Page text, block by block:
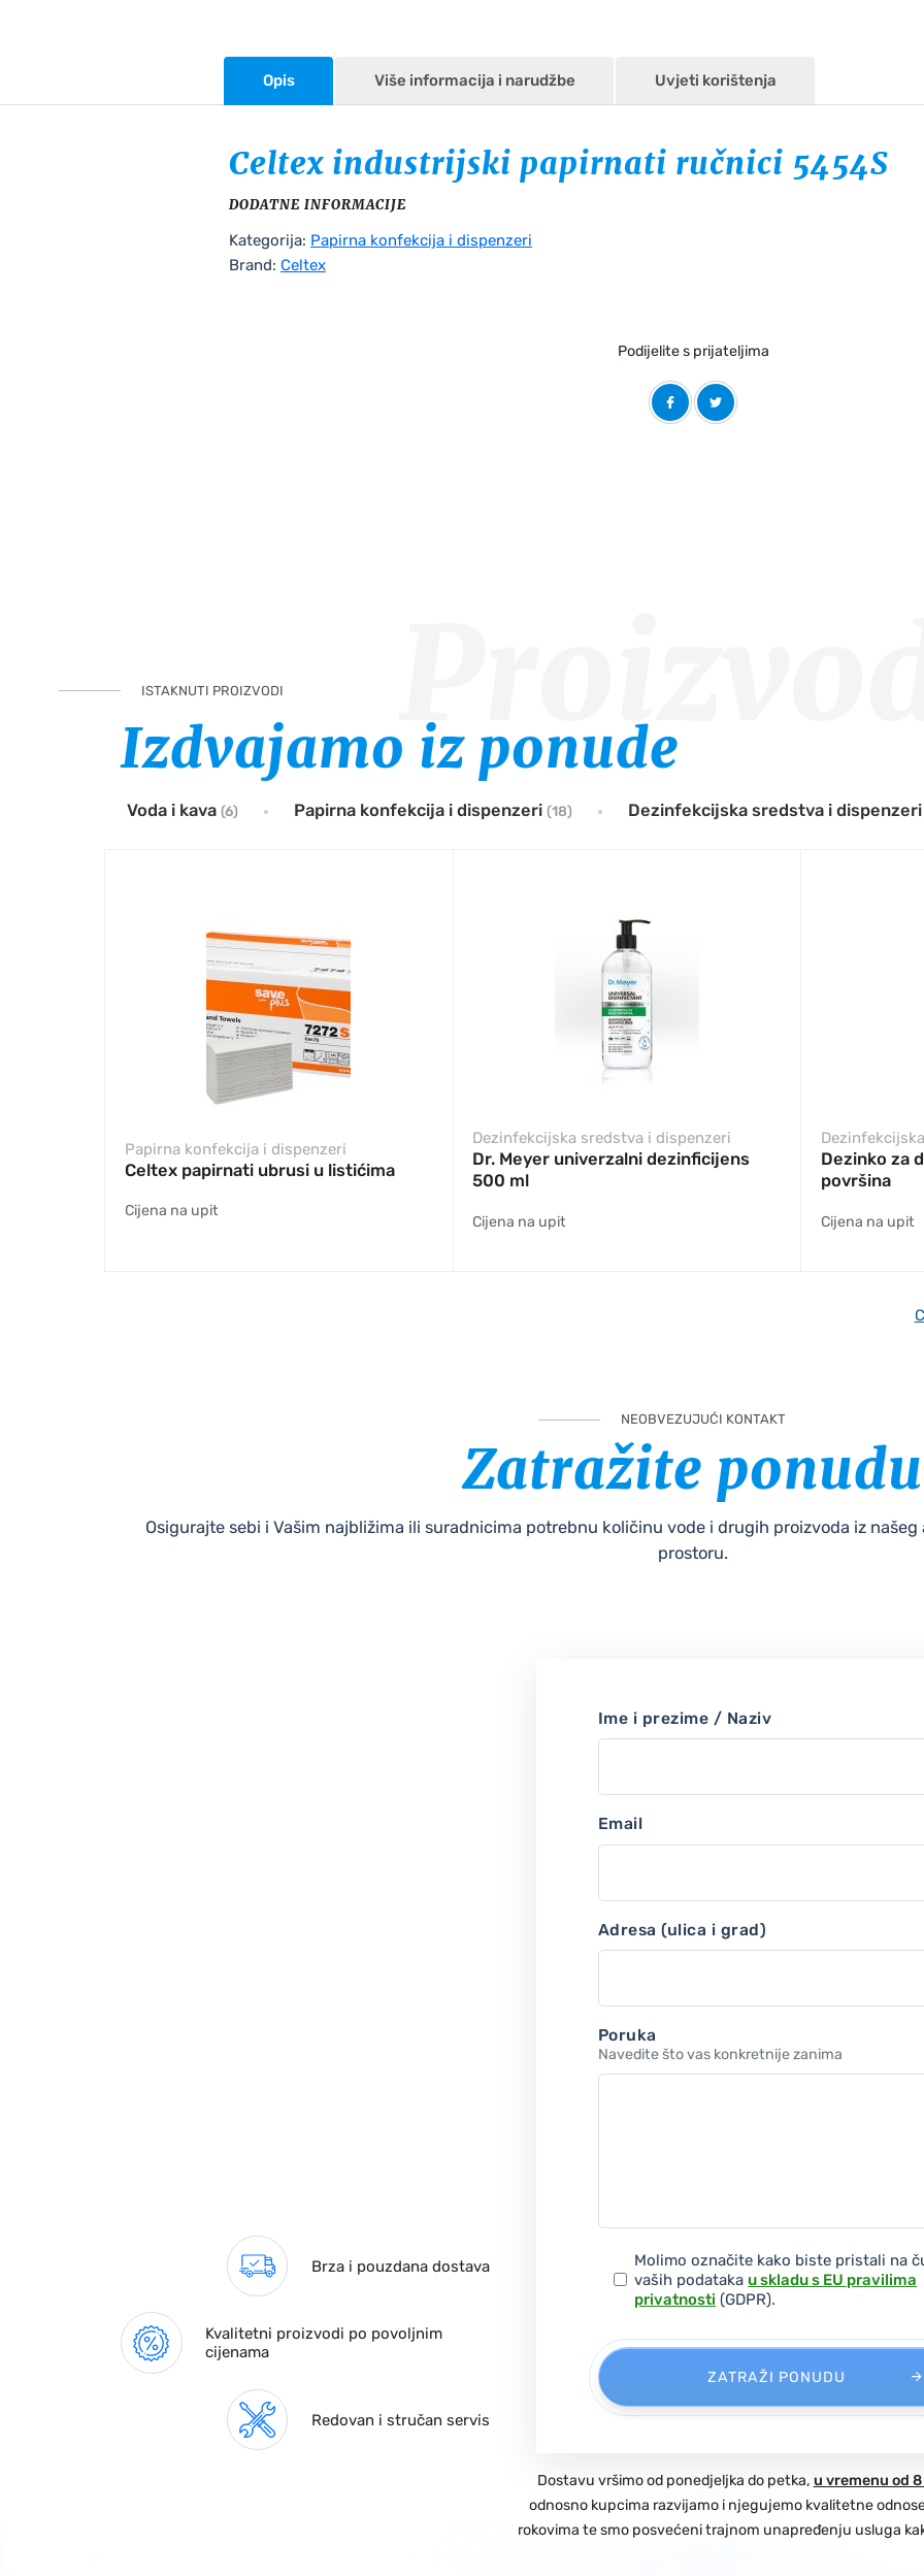
Opis Više informacija i narudžbe Uvjeti korištenja
Celtex industrijski papirnati ručnici 5454S
DODATNE INFORMACIJE
Kategorija: Papirna konfekcija i dispenzeri
Brand: Celtex
Podijelite s prijateljima
ISTAKNUTI PROIZVODI
Izdvajamo iz ponude
Voda i kava (6) Papirna konfekcija i dispenzeri (18) Dezinfekcijska sredstva i
Papirna konfekcija i dispenzeri
Celtex papirnati ubrusi u listićima
Cijena na upit
Dezinfekcijska sredstva i dispenzeri
Dr. Meyer univerzalni dezinficijens
500 ml
Cijena na upit
Dezinko za
površina
Cijena na upit
NEOBVEZUJUĆI KONTAKT
Zatražite ponudu
Osigurajte sebi i Vašim najbližima ili suradnicima potrebnu količinu vode i drugih proizvoda iz
prostoru.
Brza i pouzdana dostava
Kvalitetni proizvodi po povoljnim
cijenama
Redovan i stručan servis
Ime i prezime / Naziv
Email
Adresa (ulica i grad)
Poruka
Navedite što vas konkretnije zanima
Molimo označite kako biste pristali na
vaših podataka u skladu s EU pravilima
privatnosti (GDPR).
ZATRAŽI PONUDU
Dostavu vršimo od ponedjeljka do petka, u vremenu od
odnosno kupcima razvijamo i njegujemo kvalitetne
rokovima te smo posvećeni trajnom unapređenju usluga